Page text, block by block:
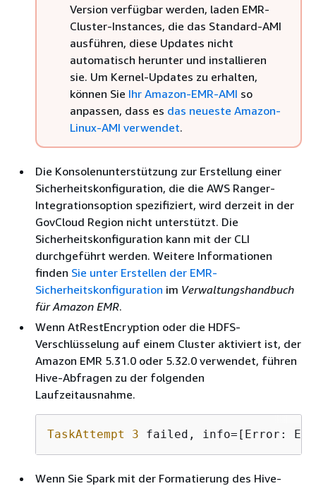
Version verfügbar werden, laden EMR-
Cluster-Instances, die das Standard-AMI
ausführen, diese Updates nicht
automatisch herunter und installieren
sie. Um Kernel-Updates zu erhalten,
können Sie Ihr Amazon-EMR-AMI so
anpassen, dass es das neueste Amazon-
Linux-AMI verwendet.
Die Konsolenunterstützung zur Erstellung einer
Sicherheitskonfiguration, die die AWS Ranger-
Integrationsoption spezifiziert, wird derzeit in der
GovCloud Region nicht unterstützt. Die
Sicherheitskonfiguration kann mit der CLI
durchgeführt werden. Weitere Informationen
finden Sie unter Erstellen der EMR-
Sicherheitskonfiguration im Verwaltungshandbuch
für Amazon EMR.
Wenn AtRestEncryption oder die HDFS-
Verschlüsselung auf einem Cluster aktiviert ist, der
Amazon EMR 5.31.0 oder 5.32.0 verwendet, führen
Hive-Abfragen zu der folgenden
Laufzeitausnahme.
TaskAttempt 3 failed, info=[Error:
Wenn Sie Spark mit der Formatierung des Hive-